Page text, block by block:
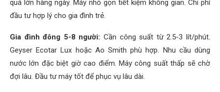
quá lớn hàng ngày. Máy nhỏ gọn tiết kiệm không gian. Chi phí
đầu tư hợp lý cho gia đình trẻ.
Gia đình đông 5-8 người: Cần công suất từ 2.5-3 lít/phút.
Geyser Ecotar Lux hoặc Ao Smith phù hợp. Nhu cầu dùng
nước lớn đặc biệt giờ cao điểm. Máy công suất thấp sẽ chờ
đợi lâu. Đầu tư máy tốt để phục vụ lâu dài.